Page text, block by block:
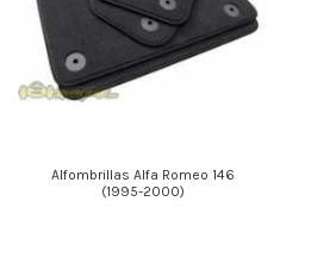
Alfombrillas Alfa Romeo 146
(1995-2000)